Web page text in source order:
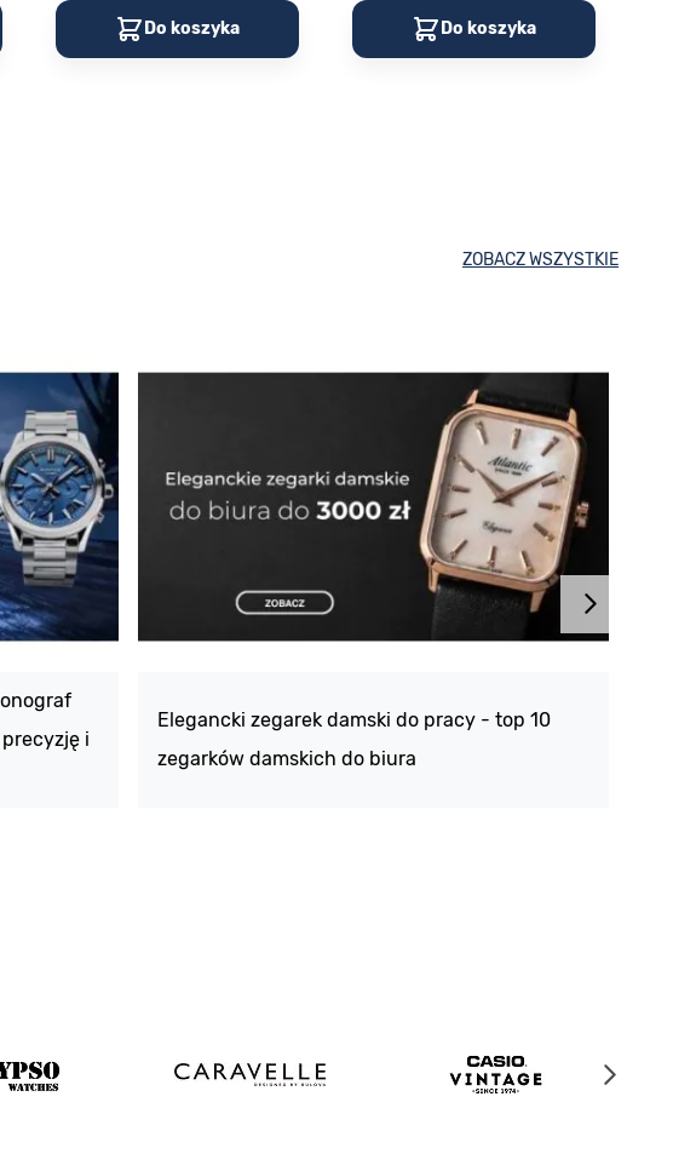
Do koszyka Do koszyka
ZOBACZ WSZYSTKIE
i
Elegancki zegarek damski do pracy - top 10
zegarków damskich do biura